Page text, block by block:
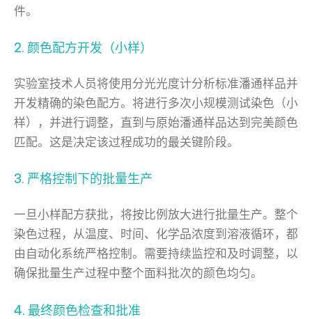
件。
2. 颜色配方开发（小样）
实验室技术人员将使用分光光度计分析标准潘通样品并
开发精确的染色配方。将进行多次小规模测试染色（小
样），并进行调整，直到与原始潘通样品达到完美颜色
匹配。这是决定该过程成功的最关键阶段。
3. 严格控制下的批量生产
一旦小样配方获批，将按比例放大进行批量生产。整个
染色过程，从温度、时间、化学品浓度到溶液循环，都
由自动化系统严格控制。需要持续监控和及时调整，以
确保批量生产过程中整个面料批次的颜色均匀。
4. 最终颜色检查和批准